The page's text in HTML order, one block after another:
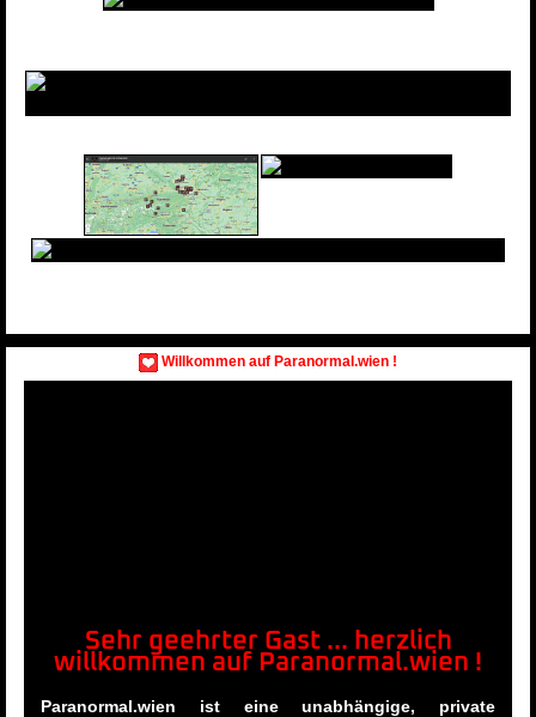
Willkommen auf Paranormal.wien !
Sehr geehrter Gast ... herzlich
willkommen auf Paranormal.wien !
Paranormal.wien ist eine unabhängige, private